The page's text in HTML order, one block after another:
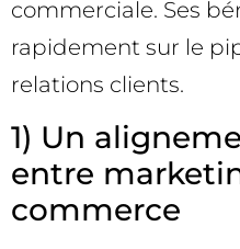
commerciale. Ses
rapidement sur le
relations clients.
1) Un
entre
commerce